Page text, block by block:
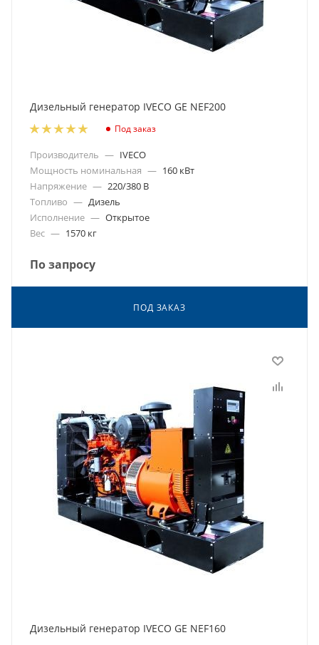
Дизельный генератор IVECO GE NEF200
Под заказ
Производитель — IVECO
Мощность номинальная — 160 кВт
Напряжение — 220/380 В
Топливо — Дизель
Исполнение — Открытое
Вес — 1570 кг
По запросу
ПОД ЗАКАЗ
Дизельный генератор IVECO GE NEF160